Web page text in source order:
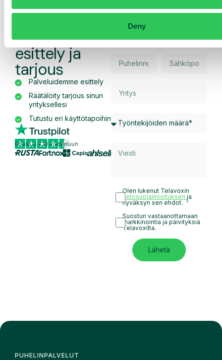
Deny
räätälöity
esittely ja
tarjous
Palveluidemme esittely
Räätälöity tarjous sinun
yrityksellesi
Tutustu eri käyttötapoihin
Perustuu 430 arvosteluun
Olen lukenut Telavoxin
tietosuojailmoituksenja
hyväksyn sen ehdot.
Suostun vastaanottamaan
markkinointia ja päivityksiä
Telavoxilta.
Lähetä
PUHELINPALVELUT